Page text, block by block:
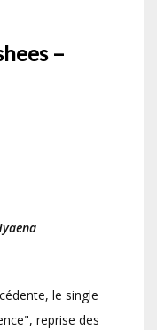
–
le single
reprise des